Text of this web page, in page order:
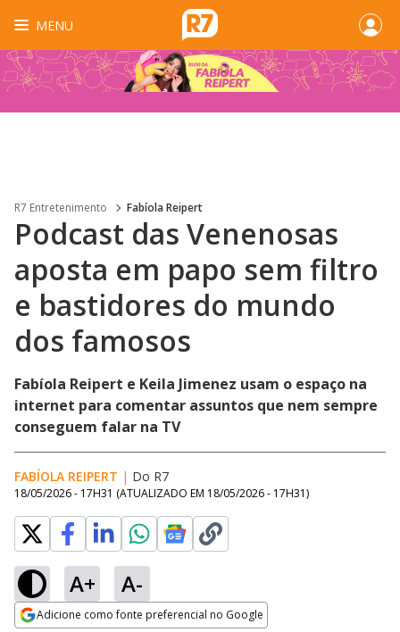
MENU
R7 Entretenimento Fabíola Reipert
Podcast das Venenosas
aposta em papo sem filtro
e bastidores do mundo
dos famosos
Fabíola Reipert e Keila Jimenez usam o espaço na
internet para comentar assuntos que nem sempre
conseguem falar na TV
FABÍOLA REIPERT | Do R7
18/05/2026 - 17H31 (ATUALIZADO EM 18/05/2026 - 17H31)
A+ A-
Adicione como fonte preferencial no Google
Ativar
100.00%